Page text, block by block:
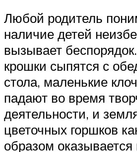
Любой родитель
наличие детей
вызывает
крошки сыпятся с
стола, маленькие
падают во время
деятельности, и
цветочных горшков
образом оказывается